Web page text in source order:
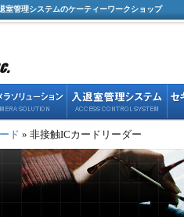
室管理システムのケーティーワークショップ
ド » 非接触ICカードリーダー